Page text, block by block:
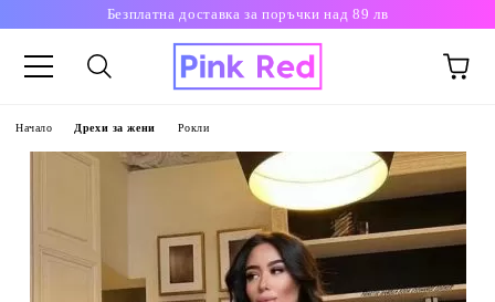
Безплатна доставка за поръчки над 89 лв
Начало Дрехи за жени Рокли